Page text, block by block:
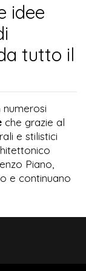
idee
tutto il
che grazie al
e stilistici
Piano,
e continuano